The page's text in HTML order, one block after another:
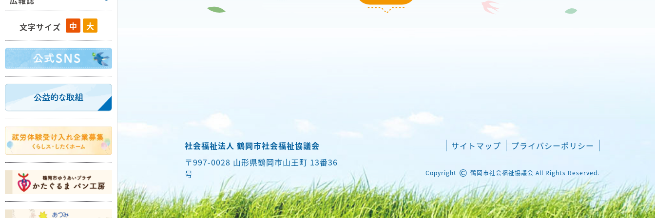
引
日
海
文字サイズ 中 大
社会福祉法人 鶴岡市社会福祉協議会
〒997-0028 山形県鶴岡市山王町 13番36
号
サイトマップ プライバシーポリシー
Copyright © 鶴岡市社会福祉協議会 All Rights Reserved.